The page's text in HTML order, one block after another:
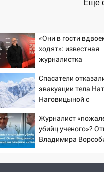
Ещё
«Они в гости
ходят»: известная
журналистка
Бондарчука и
Спасатели
эвакуации тела
Наговицыной с
Журналист
убийц ученого»?
Владимира